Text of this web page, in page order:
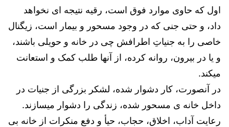
اول که حاوی موارد فوق است، رقیه نتیجه ای نخواهد
داد، و حتی جنی که در وجود مسحور و بیمار است، زیگنال
خاصی را به جنیاتِ اطرافش چی در خانه و حویلی باشند،
و یا در بیرون، روانه کرده، از آنها طلب کمک و استعانت
میکند.
در آنصورت، کار دشوار شده، لشکر بزرگی از جنیات در
داخل خانه ی مسحور شده، زندگی را دشوار میسازند.
رعایت آداب، اخلاق، حجاب، حیأ و دفع منکرات از خانه بی